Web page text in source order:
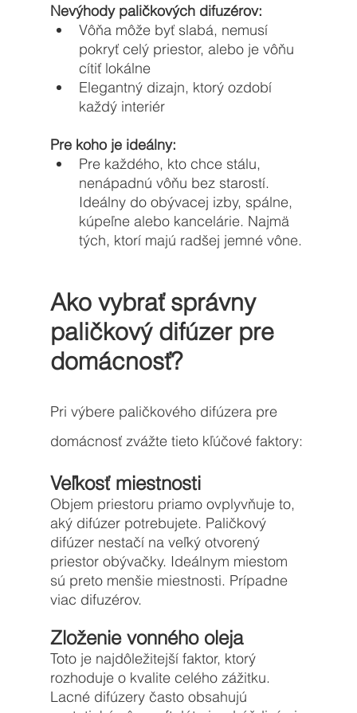
Nevýhody paličkových difuzérov:
Vôňa môže byť slabá, nemusí
pokryť celý priestor, alebo je vôňu
cítiť lokálne
Elegantný dizajn, ktorý ozdobí
každý interiér
Pre koho je ideálny:
Pre každého, kto chce stálu,
nenápadnú vôňu bez starostí.
Ideálny do obývacej izby, spálne,
kúpeľne alebo kancelárie. Najmä
tých, ktorí majú radšej jemné vône.
Ako vybrať správny
paličkový difúzer pre
domácnosť?
Pri výbere paličkového difúzera pre
domácnosť zvážte tieto kľúčové faktory:
Veľkosť miestnosti
Objem priestoru priamo ovplyvňuje to,
aký difúzer potrebujete. Paličkový
difúzer nestačí na veľký otvorený
priestor obývačky. Ideálnym miestom
sú preto menšie miestnosti. Prípadne
viac difuzérov.
Zloženie vonného oleja
Toto je najdôležitejší faktor, ktorý
rozhoduje o kvalite celého zážitku.
Lacné difúzery často obsahujú